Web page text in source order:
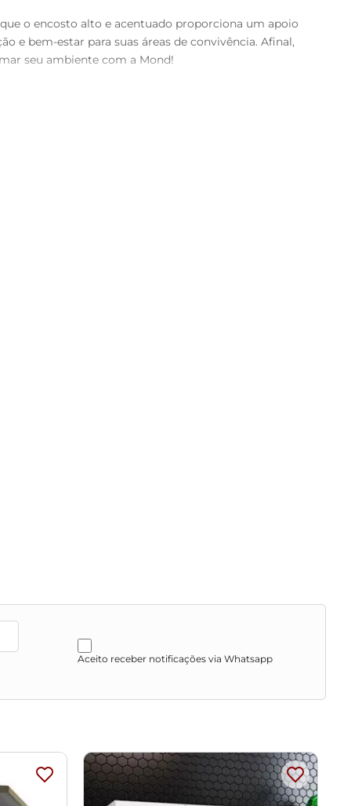
o encosto alto e acentuado proporciona um apoio
e bem-estar para suas áreas de convivência. Afinal,
seu ambiente com a Mond!
não utilizar produtos abrasivos,
de cores do seu monitor.
de recebimento e entre em contato com nossa
por subir escadas/elevadores ou pelo
de sua residência.
Aceito receber notificações via Whatsapp